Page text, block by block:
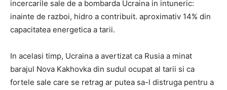
incercarile sale de a bombarda Ucraina in intuneric:
inainte de razboi, hidro a contribuit. aproximativ 14% din
capacitatea energetica a tarii.
In acelasi timp, Ucraina a avertizat ca Rusia a minat
barajul Nova Kakhovka din sudul ocupat al tarii si ca
fortele sale care se retrag ar putea sa-l distruga pentru a